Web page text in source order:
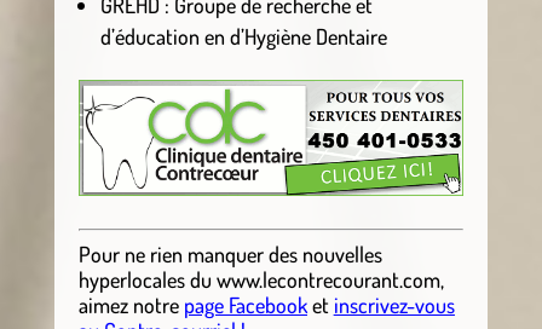
d’éducation en d’Hygiène Dentaire
Pour ne rien manquer des nouvelles
hyperlocalesdu www.lecontrecourant.com,
aimez notre page Facebooket inscrivez-vous